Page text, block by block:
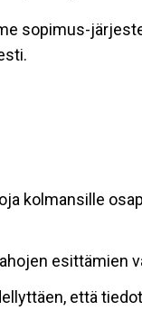
sopimus-
kolmansille
esittämien
että